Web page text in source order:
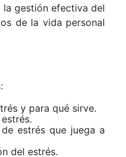
la gestión efectiva del
de la vida personal
y para qué sirve.
estrés que juega a
del estrés.